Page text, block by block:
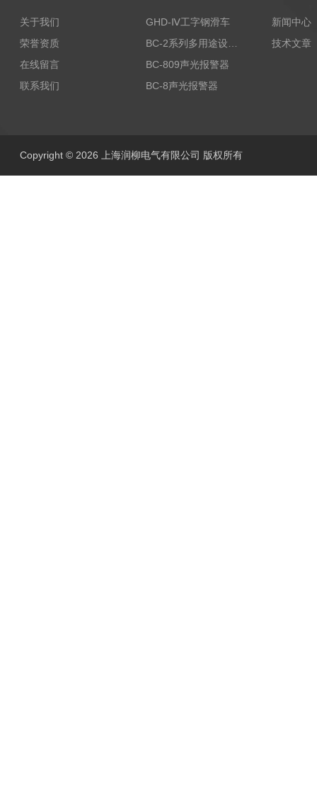
关于我们
荣誉资质
在线留言
联系我们
GHD-Ⅳ工字钢滑车
BC-809声光报警器
BC-8声光报警器
新闻中心
技术文章
Copyright © 2026 上海润柳电气有限公司 版权所有